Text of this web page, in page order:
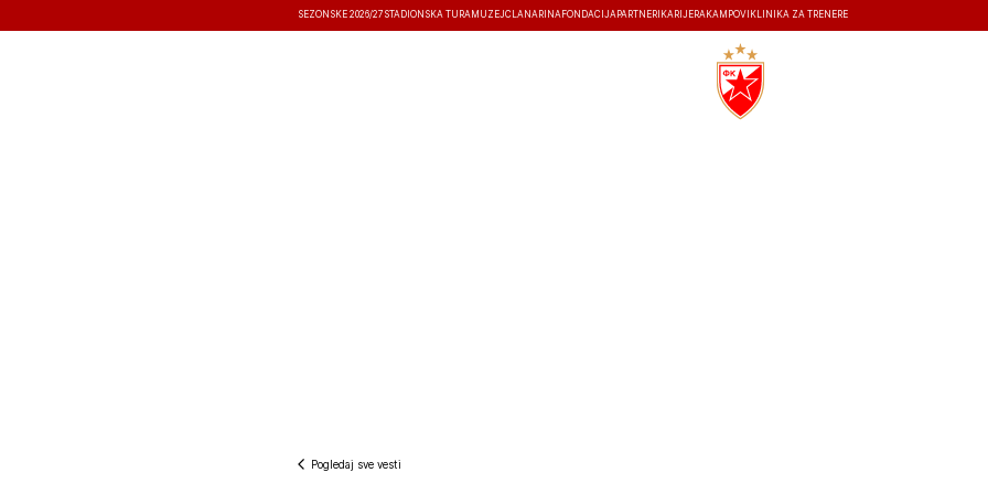
SEZONSKE 2026/27 STADIONSKA TURA MUZEJČLANARINA FONDACIJA PARTNERI KARIJERA KAMPOVI KLINIKA ZA TRENERE
Pogledaj sve vesti